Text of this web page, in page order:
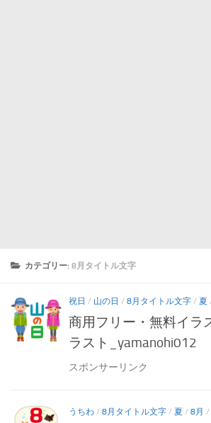
カテゴリー:8月タイトル文字
祝日 / 山の日 / 8月タイトル文字 / 夏
商用フリー・無料イラ
ラスト_yamanohi012
スポンサーリンク
うちわ / 8月タイトル文字 / 夏 / 8月 /